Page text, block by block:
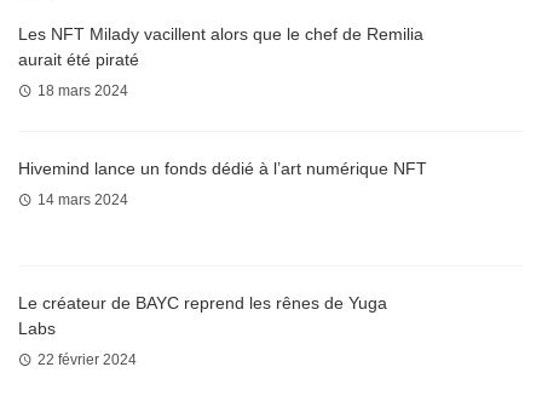
Les NFT Milady vacillent alors que le chef de Remilia
aurait été piraté
18 mars 2024
Hivemind lance un fonds dédié à l’art numérique NFT
14 mars 2024
Le créateur de BAYC reprend les rênes de Yuga
Labs
22 février 2024